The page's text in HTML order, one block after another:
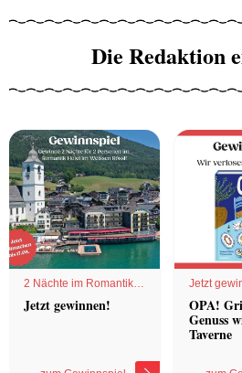
Die Redaktion
2 Nächte im Romantik
Hotel
Jetzt gewinnen!
Jetzt
OPA!
Genuss
Taverne